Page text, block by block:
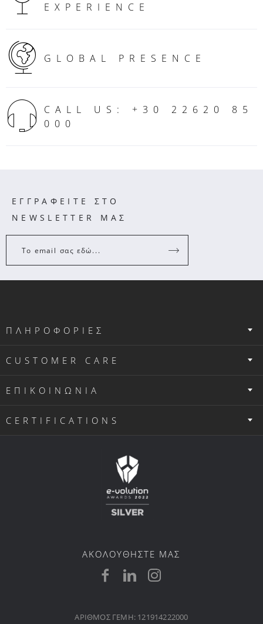
EXPERIENCE
GLOBAL PRESENCE
CALL US: +30 22620 85
000
ΕΓΓΡΑΦΕΙΤΕ ΣΤΟ
NEWSLETTER ΜΑΣ
Το email σας εδώ...
ΠΛΗΡΟΦΟΡΙΕΣ
CUSTOMER CARE
ΕΠΙΚΟΙΝΩΝΙΑ
CERTIFICATIONS
ΑΚΟΛΟΥΘΗΣΤΕ ΜΑΣ
ΑΡΙΘΜΟΣ ΓΕΜΗ: 121914222000